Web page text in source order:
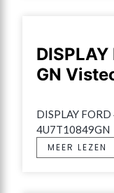
GN
DISPLAY
4U7T10849GN
MEER LEZEN